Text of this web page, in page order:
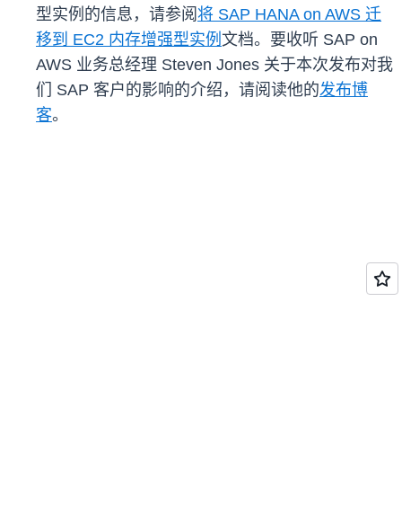
型实例的信息，请参阅 将 SAP HANA on AWS 迁
移到 EC2 内存增强型实例 文档。要收听 SAP on
AWS 业务总经理 Steven Jones 关于本次发布对我
们 SAP 客户的影响的介绍，请阅读他的发布博
客。